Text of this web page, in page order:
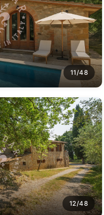
11/48
12/48